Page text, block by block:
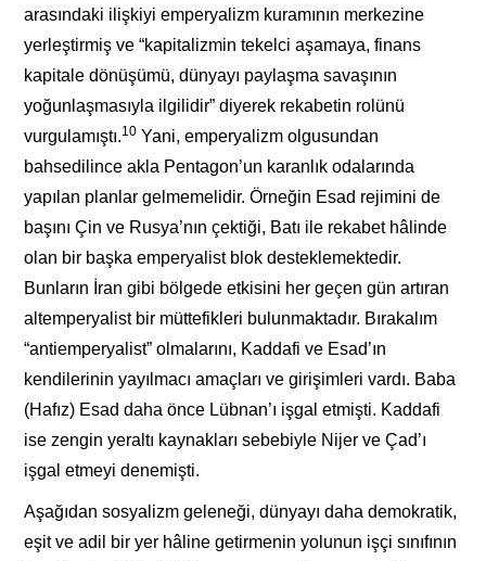
arasındaki ilişkiyi emperyalizm kuramının merkezine
yerleştirmiş ve “kapitalizmin tekelci aşamaya, finans
kapitale dönüşümü, dünyayı paylaşma savaşının
yoğunlaşmasıyla ilgilidir” diyerek rekabetin rolünü
vurgulamıştı.10 Yani, emperyalizm olgusundan
bahsedilince akla Pentagon’un karanlık odalarında
yapılan planlar gelmemelidir. Örneğin Esad rejimini de
başını Çin ve Rusya’nın çektiği, Batı ile rekabet hâlinde
olan bir başka emperyalist blok desteklemektedir.
Bunların İran gibi bölgede etkisini her geçen gün artıran
altemperyalist bir müttefikleri bulunmaktadır. Bırakalım
“antiemperyalist” olmalarını, Kaddafi ve Esad’ın
kendilerinin yayılmacı amaçları ve girişimleri vardı. Baba
(Hafız) Esad daha önce Lübnan’ı işgal etmişti. Kaddafi
ise zengin yeraltı kaynakları sebebiyle Nijer ve Çad’ı
işgal etmeyi denemişti.
Aşağıdan sosyalizm geleneği, dünyayı daha demokratik,
eşit ve adil bir yer hâline getirmenin yolunun işçi sınıfının